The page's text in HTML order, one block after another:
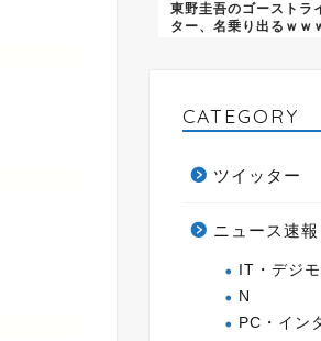
東野圭吾のゴーストラ
ター、名乗り出るｗｗ
CATEGORY
ツイッター
ニュース速報
IT・デジモ
N
PC・イン